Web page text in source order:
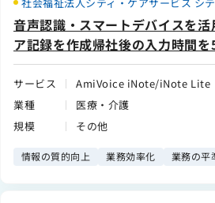
社会福祉法人シティ・ケアサービス シ
音声認識・スマートデバイスを
ア記録を作成帰社後の入力時間
サービス
AmiVoice iNote/iNote Lite
業種
医療・介護
規模
その他
情報の質的向上 業務効率化 業務の平